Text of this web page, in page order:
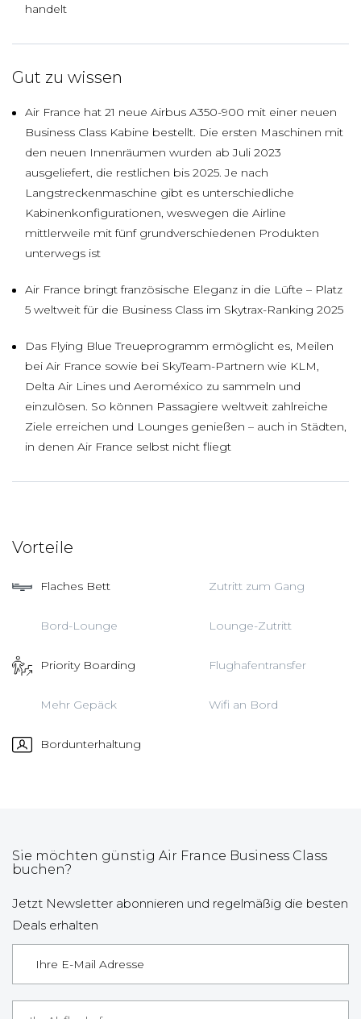
handelt
Gut zu wissen
Air France hat 21 neue Airbus A350-900 mit einer neuen
Business Class Kabine bestellt. Die ersten Maschinen mit
den neuen Innenräumen wurden ab Juli 2023
ausgeliefert, die restlichen bis 2025. Je nach
Langstreckenmaschine gibt es unterschiedliche
Kabinenkonfigurationen, weswegen die Airline
mittlerweile mit fünf grundverschiedenen Produkten
unterwegs ist
Air France bringt französische Eleganz in die Lüfte – Platz
5 weltweit für die Business Class im Skytrax-Ranking 2025
Das Flying Blue Treueprogramm ermöglicht es, Meilen
bei Air France sowie bei SkyTeam-Partnern wie KLM,
Delta Air Lines und Aeroméxico zu sammeln und
einzulösen. So können Passagiere weltweit zahlreiche
Ziele erreichen und Lounges genießen – auch in Städten,
in denen Air France selbst nicht fliegt
Vorteile
Flaches Bett Zutritt zum Gang
Bord-Lounge Lounge-Zutritt
Priority Boarding Flughafentransfer
Mehr Gepäck Wifi an Bord
Bordunterhaltung
Sie möchten günstig Air France Business Class
buchen?
Jetzt Newsletter abonnieren und regelmäßig die besten
Deals erhalten